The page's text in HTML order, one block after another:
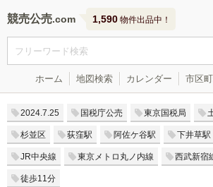
競売公売 1,590 物件出品中！
ホーム 地図検索 カレンダー 市区
2024.7.25 国税庁公売 東京国税局
杉並区 荻窪駅 阿佐ケ谷駅 下井草駅
JR中央線 東京メトロ丸ノ内線 西武新宿
徒歩11分